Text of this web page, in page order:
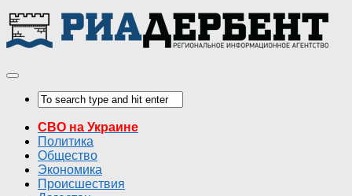
СВО на Украине
Политика
Общество
Экономика
Происшествия